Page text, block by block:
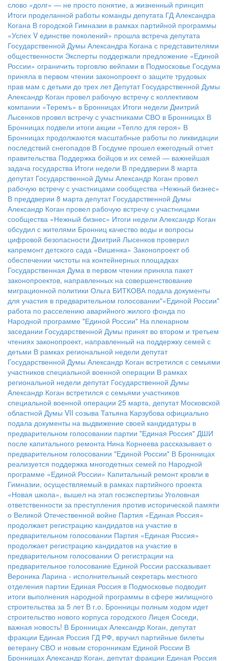
слово «долг» — не просто понятие, а жизненный принцип
Итоги проделанной работы команды депутата ГД Александра
Когана В городской Гимназии в рамках партийной программы
«Успех V единстве поколений» прошла встреча депутата
Государственной Думы Александра Когана с представителями
общественности Эксперты поддержали предложение «Единой
России» ограничить торговлю вейпами в Подмосковье Госдума
приняла в первом чтении законопроект о защите трудовых
прав мам с детьми до трех лет Депутат Государственной Думы
Александр Коган провел рабочую встречу с коллективом
компании «Теремъ» в Бронницах Итоги недели Дмитрий
Лысенков провел встречу с участниками СВО в Бронницах В
Бронницах подвели итоги акции «Тепло для героя» В
Бронницах продолжаются масштабные работы по ликвидации
последствий снегопадов В Госдуме прошел ежегодный отчет
правительства Поддержка бойцов и их семей — важнейшая
задача государства Итоги недели В преддверии 8 марта
депутат Государственной Думы Александр Коган провел
рабочую встречу с участницами сообщества «Нежный бизнес»
В преддверии 8 марта депутат Государственной Думы
Александр Коган провел рабочую встречу с участницами
сообщества «Нежный бизнес» Итоги недели Александр Коган
обсудил с жителями Бронниц качество воды и вопросы
цифровой безопасности Дмитрий Лысенков проверил
капремонт детского сада «Вишенка» Законопроект об
обеспечении чистоты на контейнерных площадках
Государственная Дума в первом чтении приняла пакет
законопроектов, направленных на совершенствование
миграционной политики Ольга БИТКОВА подала документы
для участия в предварительном голосовании"«Единой России"
работа по расселению аварийного жилого фонда по
Народной программе "Единой России" На пленарном
заседании Государственной Думы принят во втором и третьем
чтениях законопроект, направленный на поддержку семей с
детьми В рамках региональной недели депутат
Государственной Думы Александр Коган встретился с семьями
участников специальной военной операции В рамках
региональной недели депутат Государственной Думы
Александр Коган встретился с семьями участников
специальной военной операции 25 марта, депутат Московской
областной Думы VII созыва Татьяна Карзубова официально
подала документы на выдвижение своей кандидатуры в
предварительном голосовании партии "Единая Россия" ДШИ
после капитального ремонта Нина Корнеева рассказывает о
предварительном голосовании "Единой России" В Бронницах
реализуется поддержка многодетных семей по Народной
программе «Единой России» Капитальный ремонт кровли в
Гимназии, осуществляемый в рамках партийного проекта
«Новая школа», вышел на этап госэкспертизы Уголовная
ответственности за преступления против исторической памяти
о Великой Отечественной войне Партия «Единая Россия»
продолжает регистрацию кандидатов на участие в
предварительном голосовании Партия «Единая Россия»
продолжает регистрацию кандидатов на участие в
предварительном голосовании О регистрации на
предварительное голосование Единой России рассказывает
Вероника Ларина - исполнительный секретарь местного
отделения партии Единая Россия в Подмосковье подводит
итоги выполнения народной программы в сфере жилищного
строительства за 5 лет В г.о. Бронницы полным ходом идет
строительство нового корпуса городского Лицея Соседи,
важная новость! В Бронницах Александр Коган, депутат
фракции Единая Россия ГД РФ, вручил партийные билеты
ветерану СВО и новым сторонникам Единой России В
Бронницах Александр Коган, депутат фракции Единая Россия